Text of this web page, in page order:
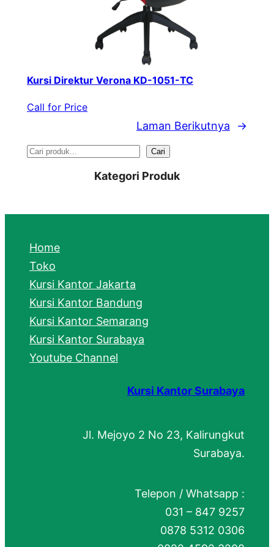
Kursi Direktur Verona KD-1051-TC
Call for Price
Laman Berikutnya →
S
r
h
Cari
Kategori Produk
Home
Toko
Kursi Kantor Jakarta
Kursi Kantor Bandung
Kursi Kantor Semarang
Kursi Kantor Surabaya
Youtube Channel
Kursi Kantor Surabaya
Jl. Mejoyo 2 No 23, Kalirungkut
Surabaya.
Telepon / Whatsapp :
031 – 847 9257
0878 5312 0306